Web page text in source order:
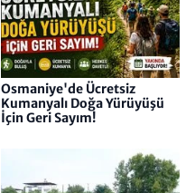
Osmaniye'de Ücretsiz
Kumanyalı Doğa Yürüyüşü
İçin Geri Sayım!